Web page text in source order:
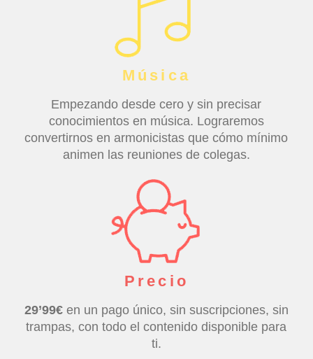
Música
Empezando desde cero y sin precisar
conocimientos en música. Lograremos
convertirnos en armonicistas que cómo mínimo
animen las reuniones de colegas.
Precio
29’99€en un pago único, sin suscripciones, sin
trampas, con todo el contenido disponible para
ti.